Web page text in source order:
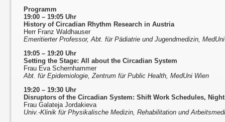
Programm
19:00 – 19:05 Uhr
History of Circadian Rhythm Research in Austria
Herr Franz Waldhauser
Emeritierter Professor, Abt. für Pädiatrie und Jugendmedizin,
19:05 – 19:20 Uhr
Setting the Stage: All about the Circadian System
Frau Eva Schernhammer
Abt. für Epidemiologie, Zentrum für Public Health, MedUni Wien
19:20 – 19:30 Uhr
Disruptors of the Circadian System: Shift Work Schedules,
Frau Galateja Jordakieva
Univ.-Klinik für Physikalische Medizin, Rehabilitation und